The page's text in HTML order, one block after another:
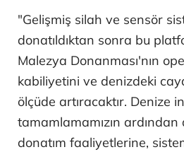
"Gelişmiş silah ve sensör
donatıldıktan sonra bu
Malezya Donanması'nın
kabiliyetini ve denizdeki
ölçüde artıracaktır. Denize
tamamlamamızın ardından
donatım faaliyetlerine,